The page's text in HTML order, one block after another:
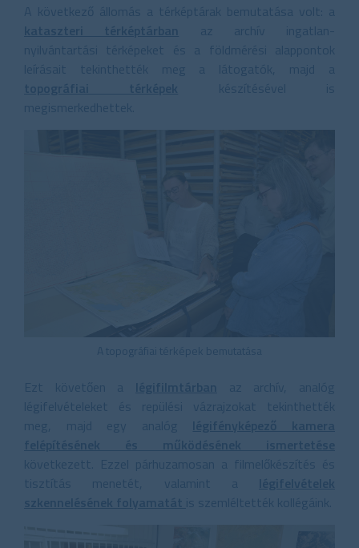
A következő állomás a térképtárak bemutatása volt: a
kataszteri térképtárban az archív ingatlan-
nyilvántartási térképeket és a földmérési alappontok
leírásait tekinthették meg a látogatók, majd a
topográfiai térképek készítésével is
megismerkedhettek.
A topográfiai térképek bemutatása
Ezt követően a légifilmtárban az archív, analóg
légifelvételeket és repülési vázrajzokat tekinthették
meg, majd egy analóg légifényképező kamera
felépítésének és működésének ismertetése
következett. Ezzel párhuzamosan a filmelőkészítés és
tisztítás menetét, valamint a légifelvételek
szkennelésének folyamatát is szemléltették kollégáink.